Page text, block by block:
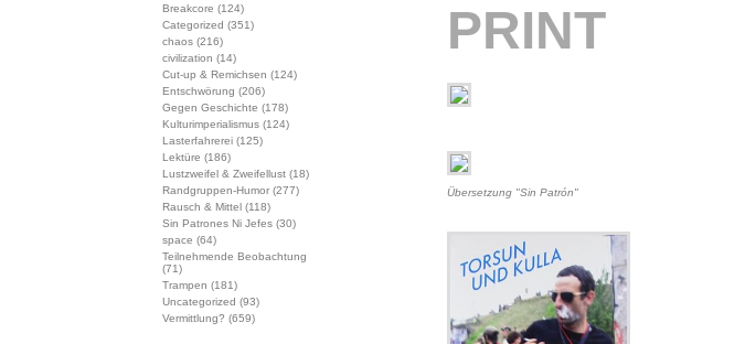
Breakcore (124)
Categorized (351)
chaos(216)
civilization (14)
Cut-up & Remichsen (124)
Entschwörung (206)
Gegen Geschichte (178)
Kulturimperialismus(124)
Lasterfahrerei(125)
Lektüre (186)
Lustzweifel & Zweifellust(18)
Randgruppen-Humor(277)
Rausch & Mittel(118)
Sin Patrones Ni Jefes(30)
space (64)
Teilnehmende Beobachtung
(71)
Trampen (181)
Uncategorized (93)
Vermittlung? (659)
PRINT
Übersetzung "Sin Patrón"